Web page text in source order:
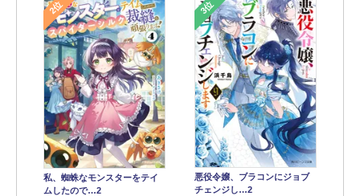
2位
私、蜘蛛なモンスターをテイ
ムしたので…2
3位
悪役令嬢、ブラコンにジョブ
チェンジし…2